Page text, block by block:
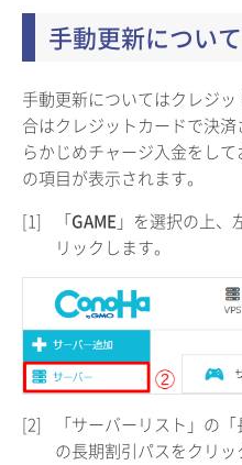
手動更新について
手動更新についてはクレジ
合はクレジットカードで決
らかじめチャージ入金をし
の項目が表示されます。
[1]
「GAME」を選択の上、
リックします。
[2]
「サーバーリスト」の
の長期割引パスをクリッ